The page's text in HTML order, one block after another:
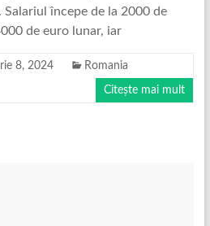
începe de la 2000 de
de euro lunar, iar
8, 2024 Romania
Citește mai mult